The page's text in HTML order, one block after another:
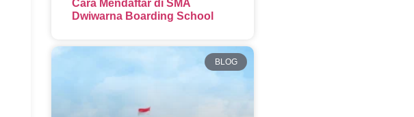
Cara Mendaftar di SMA
Dwiwarna Boarding School
BLOG